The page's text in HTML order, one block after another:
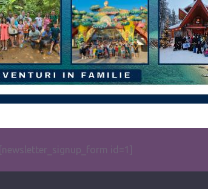
[newsletter_signup_form id=1]